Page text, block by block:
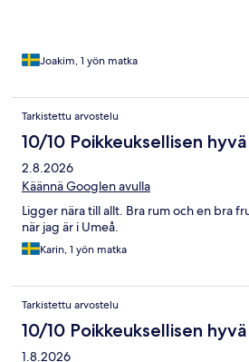
Joakim, 1 yön matka
Tarkistettu arvostelu
10/10 Poikkeuksellisen hyvä
2.8.2026
Käännä Googlen avulla
Ligger nära till allt. Bra rum och en bra
när jag är i Umeå.
Karin, 1 yön matka
Tarkistettu arvostelu
10/10 Poikkeuksellisen hyvä
1.8.2026